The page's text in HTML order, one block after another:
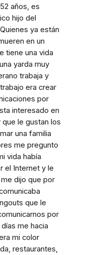
años, es
hijo del
ya están
en un
tiene una vida
yarda muy
trabaja y
era crear
por
interesado en
le gustan los
una familia
me pregunto
vida había
el Internet y le
dijo que por
que le
por
me hacia
mi color
restaurantes,